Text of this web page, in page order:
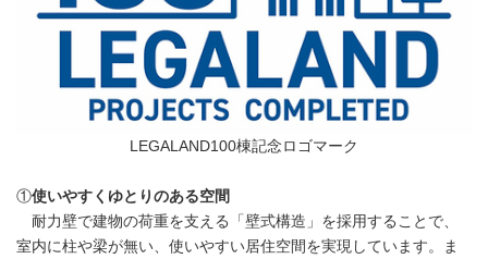
LEGALAND100棟記念ロゴマーク
①使いやすくゆとりのある空間
耐力壁で建物の荷重を支える「壁式構造」を採用することで、
室内に柱や梁が無い、使いやすい居住空間を実現しています。ま